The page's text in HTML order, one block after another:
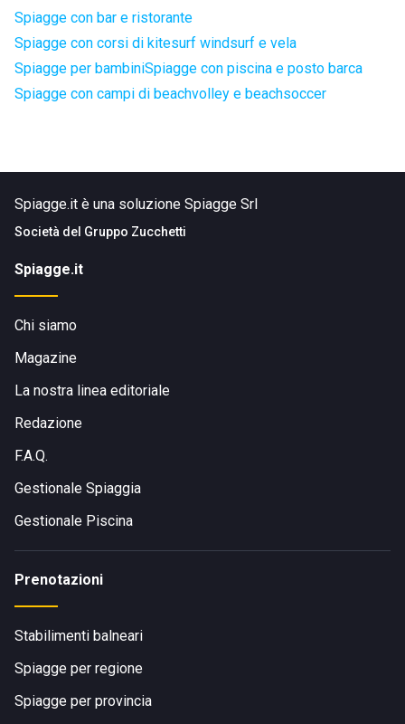
Spiagge con bar e ristorante
Spiagge con corsi di kitesurf windsurf e vela
Spiagge per bambiniSpiagge con piscina e posto barca
Spiagge con campi di beachvolley e beachsoccer
Spiagge.it è una soluzione Spiagge Srl
Società del Gruppo Zucchetti
Spiagge.it
Chi siamo
Magazine
La nostra linea editoriale
Redazione
F.A.Q.
Gestionale Spiaggia
Gestionale Piscina
Prenotazioni
Stabilimenti balneari
Spiagge per regione
Spiagge per provincia